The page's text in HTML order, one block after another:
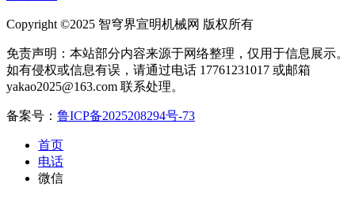
Copyright ©2025 智穹界宣明机械网 版权所有
免责声明：本站部分内容来源于网络整理，仅用于信息展示。
如有侵权或信息有误，请通过电话 17761231017 或邮箱
yakao2025@163.com 联系处理。
备案号： 鲁ICP备2025208294号-73
首页
电话
微信